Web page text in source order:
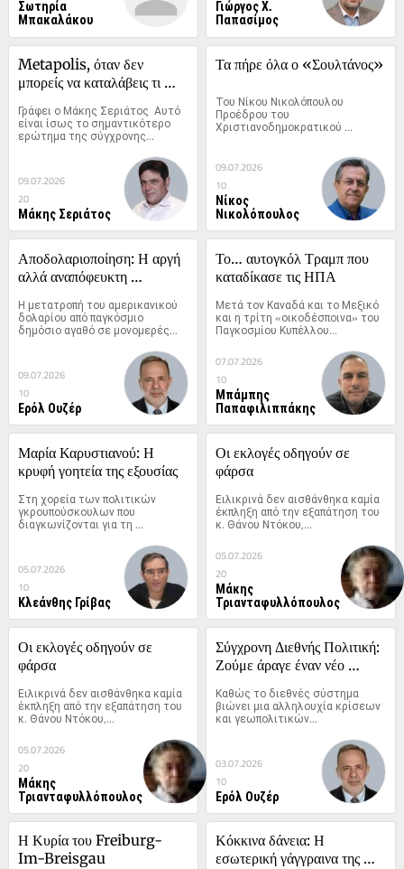
Σωτηρία
Μπακαλάκου
Γιώργος Χ.
Παπασίμος
Metapolis, όταν δεν
μπορείς να καταλάβεις τι
Γράφει ο Μάκης Σεριάτος  Αυτό
είναι ίσως το σημαντικότερο
ερώτημα της σύγχρονης...
09.07.2026
20
Μάκης Σεριάτος
Τα πήρε όλα ο «Σουλτάνος»
Του Νίκου Νικολόπουλου
Προέδρου του
Χριστιανοδημοκρατικού
Κόμματος Ελλάδος Η...
09.07.2026
10
Νίκος
Νικολόπουλος
Αποδολαριοποίηση: Η αργή
αλλά αναπόφευκτη
παγκόσμιας νομισματικής
τάξης
Η μετατροπή του αμερικανικού
δολαρίου από παγκόσμιο
δημόσιο αγαθό σε μονομερές...
09.07.2026
10
Ερόλ Ουζέρ
Το… αυτογκόλ Τραμπ που
καταδίκασε τις ΗΠΑ
Μετά τον Καναδά και το Μεξικό
και η τρίτη «οικοδέσποινα» του
Παγκοσμίου Κυπέλλου...
07.07.2026
10
Μπάμπης
Παπαφιλιππάκης
Μαρία Καρυστιανού: Η
κρυφή γοητεία της εξουσίας
Στη χορεία των πολιτικών
γκρουπούσκουλων που
διαγκωνίζονται για τη
«σωτηρία» μας...
05.07.2026
10
Κλεάνθης Γρίβας
Οι εκλογές οδηγούν σε
φάρσα
Ειλικρινά δεν αισθάνθηκα καμία
έκπληξη από την εξαπάτηση του
κ. Θάνου Ντόκου,...
05.07.2026
20
Μάκης
Τριανταφυλλόπουλος
Οι εκλογές οδηγούν σε
φάρσα
Ειλικρινά δεν αισθάνθηκα καμία
έκπληξη από την εξαπάτηση του
κ. Θάνου Ντόκου,...
05.07.2026
20
Μάκης
Τριανταφυλλόπουλος
Σύγχρονη Διεθνής Πολιτική:
Ζούμε άραγε έναν νέο
Καθώς το διεθνές σύστημα
βιώνει μια αλληλουχία κρίσεων
και γεωπολιτικών...
03.07.2026
10
Ερόλ Ουζέρ
Η Κυρία του Freiburg-
Im-Breisgau
Κόκκινα δάνεια: Η
εσωτερική γάγγραινα της